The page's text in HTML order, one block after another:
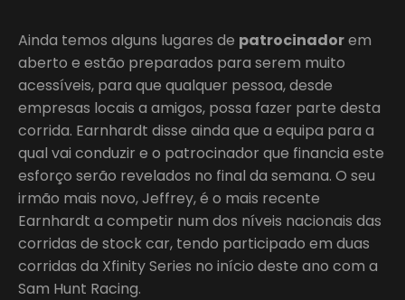
Ainda temos alguns lugares de patrocinadorem
aberto e estão preparados para serem muito
acessíveis, para que qualquer pessoa, desde
empresas locais a amigos, possa fazer parte desta
corrida. Earnhardt disse ainda que a equipa para a
qual vai conduzir e o patrocinador que financia este
esforço serão revelados no final da semana. O seu
irmão mais novo, Jeffrey, é o mais recente
Earnhardt a competir num dos níveis nacionais das
corridas de stock car, tendo participado em duas
corridas da Xfinity Series no início deste ano com a
Sam Hunt Racing.